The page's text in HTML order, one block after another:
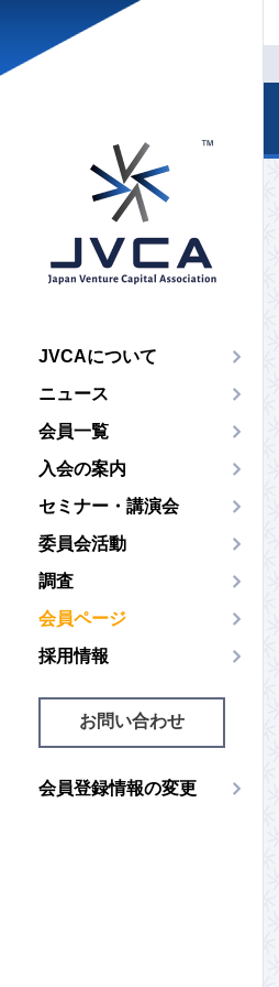
JVCAについて
ニュース
会員一覧
入会の案内
セミナー・講演会
委員会活動
調査
会員ページ
採用情報
お問い合わせ
会員登録情報の変更